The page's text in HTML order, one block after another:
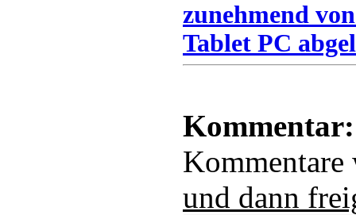
zunehmend
Tablet PC
Kommentar:
und dann